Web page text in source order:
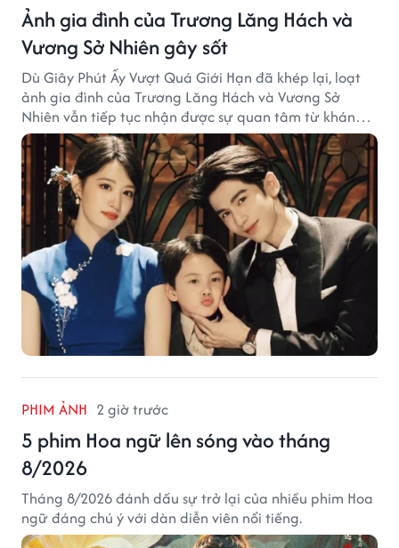
Ảnh gia đình của Trương Lăng Hách và
Vương Sở Nhiên gây sốt
Dù Giây Phút Ấy Vượt Quá Giới Hạn đã khép lại, loạt
ảnh gia đình của Trương Lăng Hách và Vương Sở
Nhiên vẫn tiếp tục nhận được sự quan tâm từ khán
giả.
PHIM ẢNH 2 giờ trước
5 phim Hoa ngữ lên sóng vào tháng
8/2026
Tháng 8/2026 đánh dấu sự trở lại của nhiều phim Hoa
ngữ đáng chú ý với dàn diễn viên nổi tiếng.